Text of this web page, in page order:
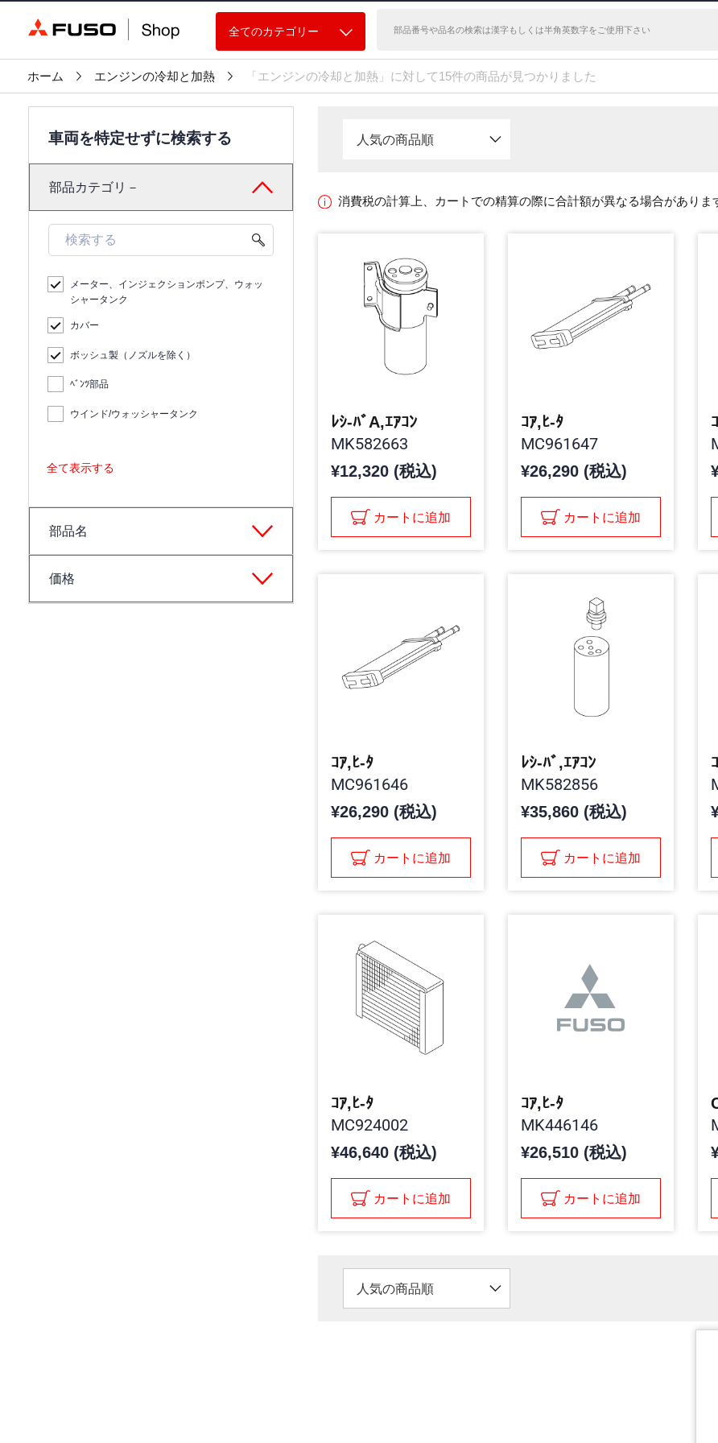
全てのカテゴリー
ホーム エンジンの冷却と加熱 「エンジンの冷却と加熱」に対して15件の商品が見つかりました
車両を特定せずに検索する
部品カテゴリ－
メーター、インジェクションポンプ、ウォッ
シャータンク
カバー
ボッシュ製（ノズルを除く）
ﾍﾞﾝﾂ部品
ウインド/ウォッシャータンク
全て表示する
部品名
価格
人気の商品順
消費税の計算上、カートでの精算の際に合計額が異なる場合がありま
ﾚｼ-ﾊﾞA,ｴｱｺﾝ
MK582663
¥12,320 (税込)
カートに追加
ｺｱ,ﾋ-ﾀ
MC961647
¥26,290 (税込)
カートに追加
ｺｱ,ﾋ-ﾀ
MC961646
¥26,290 (税込)
カートに追加
ﾚｼ-ﾊﾞ,ｴｱｺﾝ
MK582856
¥35,860 (税込)
カートに追加
ｺｱ,ﾋ-ﾀ
MC924002
¥46,640 (税込)
カートに追加
ｺｱ,ﾋ-ﾀ
MK446146
¥26,510 (税込)
カートに追加
人気の商品順